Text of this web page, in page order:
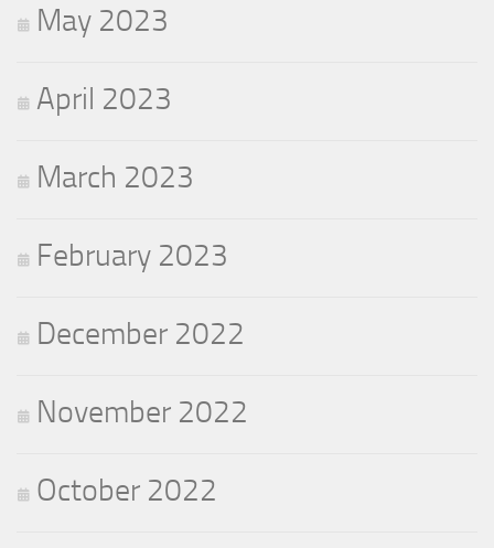
May 2023
April 2023
March 2023
February 2023
December 2022
November 2022
October 2022